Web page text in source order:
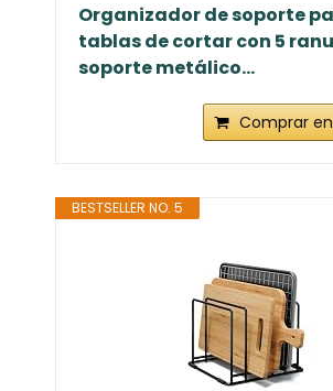
Organizador de soporte
tablas de cortar con 5
soporte metálico...
Comprar
BESTSELLER NO. 5